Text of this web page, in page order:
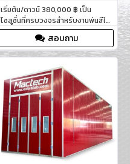
เริ่มต้น/ดาวน์ 380,000 ฿ เป็น
โซลูชั่นที่ครบวงจรสำหรับงานพ่นสีใน
อุตสาหกรรมทั่วไปและอู่ทำสีและตัว
ถังรถยนต์ ด้วยคุณสมบัติและระบบที่
มีประสิทธิภาพสูง ห้องพ่นสี ZENITH
ถูกออกแบบมาเพื่อตอบสนองความ
ต้องการในการพ่นสีที่ประสิทธิภาพ
และความแม่นยำ สำหรับทั้งงาน
อุตสาหกรรมและงานพ่นสีรถยนต์
สอบถาม